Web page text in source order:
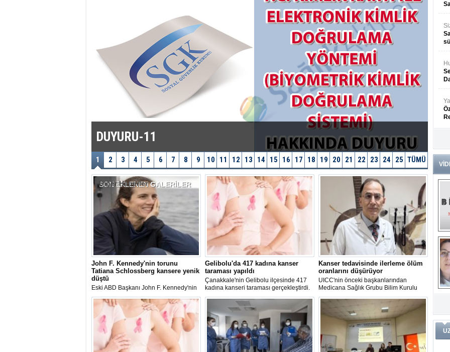
DUYURU-11
1 2 3 4 5 6 7 8 9 10 11 12 13 14 15 16 17 18 19 20 21 22 23 24 25 TÜMÜ
SON EKLENENGALERİLER
Diğer Haberler
John F. Kennedy'nin torunu
Tatiana Schlossberg kansere yenik
düştü
Eski ABD Başkanı John F. Kennedy'nin
(JFK) torunu 35 yaşındaki iklim
gazetecisi Tatiana Schlossberg,
mücadele ettiği "akut miyeloid lösemi
(AML)" nedeniyle hayatını kaybetti.
Gelibolu'da 417 kadına kanser
taraması yapıldı
Çanakkale'nin Gelibolu ilçesinde 417
kadına kanseri taraması gerçekleştirdi.
Kanser tedavisinde ilerleme ölüm
oranlarını düşürüyor
UICC'nin önceki başkanlarından
Medicana Sağlık Grubu Bilim Kurulu
Başkanı Prof. Dr. Tezer Kutluk: "Tüm
kanserlerin üçte birinden fazlası
önlenebilir bir hastalık oldu.